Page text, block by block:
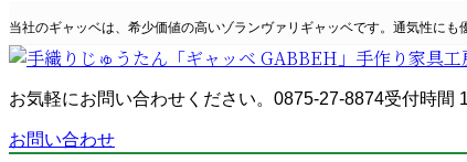
ン
テ
ツ
ス
ビ
ゲ
シ
ン
当社のギャッベは、希少価値の高いゾランヴァリギャッベです。通気性にも
お気軽にお問い合わせください。 0875-27-8874受付時間
お問い合わせ